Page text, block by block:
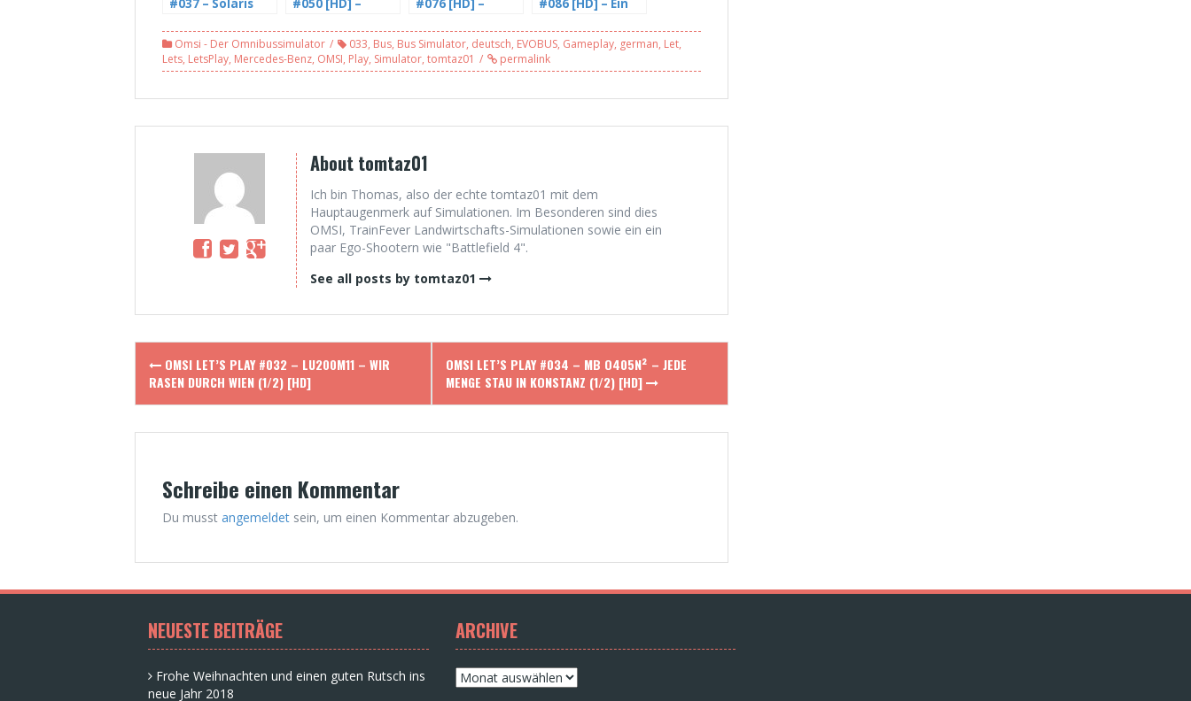
#037 – Solaris
Freyfurt wir
kommen (2/2)
[HD]
#050 [HD] –
roten Ampeln
auf Rodenheim,
SU12III (2/3)
#076 [HD] –
dienstlicher
Leerfahrts
Schnellbus,
#086 [HD] – Ein
auf einer neuen
Karte, Ahlheim
L23 (1/4)
Omsi - Der Omnibussimulator 033, Bus, Bus Simulator, deutsch, EVOBUS, Gameplay, german, Let,
Lets, LetsPlay, Mercedes-Benz, OMSI, Play, Simulator, tomtaz01 permalink
About tomtaz01
Ich bin Thomas, also der echte tomtaz01 mit dem
Hauptaugenmerk auf Simulationen. Im Besonderen sind dies
OMSI, TrainFever Landwirtschafts-Simulationen sowie ein ein
paar Ego-Shootern wie "Battlefield 4".
See all posts by tomtaz01
Post
navigation
OMSI LET’S PLAY #032 – LU200M11 – WIR
RASEN DURCH WIEN (1/2) [HD]
OMSI LET’S PLAY #034 – MB O405N² – JEDE
MENGE STAU IN KONSTANZ (1/2) [HD]
Schreibe einen Kommentar
Du musst angemeldet sein, um einen Kommentar abzugeben.
NEUESTE BEITRÄGE
Frohe Weihnachten und einen guten Rutsch ins
neue Jahr 2018
ARCHIVE
Archive